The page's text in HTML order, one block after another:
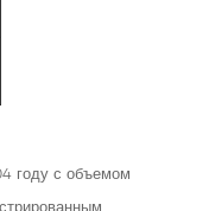
году с объемом